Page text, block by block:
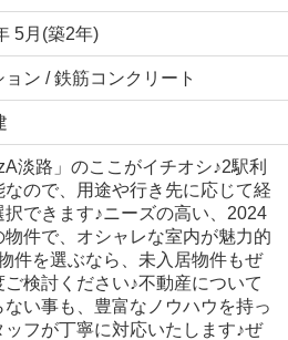
5月(築2年)
ョン / 鉄筋コンクリート
淡路」のここがイチオシ♪2駅利
なので、用途や行き先に応じて経
択できます♪ニーズの高い、2024
物件で、オシャレな室内が魅力的
件を選ぶなら、未入居物件もぜ
ご検討ください♪不動産について
ない事も、豊富なノウハウを持っ
ッフが丁寧に対応いたします♪ぜ